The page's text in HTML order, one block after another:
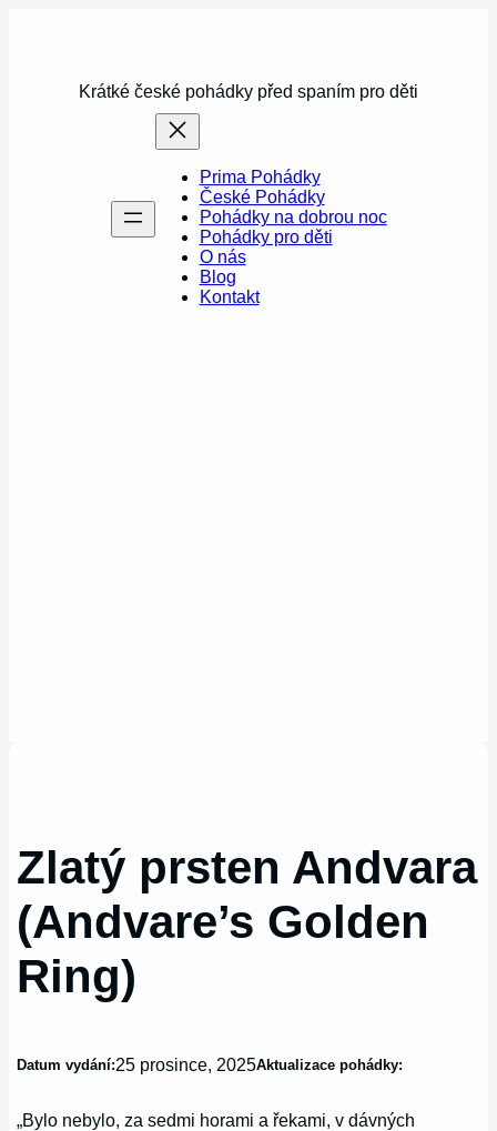
Krátké české pohádky před spaním pro děti
Prima Pohádky
České Pohádky
Pohádky na dobrou noc
Pohádky pro děti
O nás
Blog
Kontakt
Zlatý prsten Andvara
(Andvare’s Golden
Ring)
Datum vydání:25 prosince, 2025Aktualizace pohádky:
„Bylo nebylo, za sedmi horami a řekami, v dávných